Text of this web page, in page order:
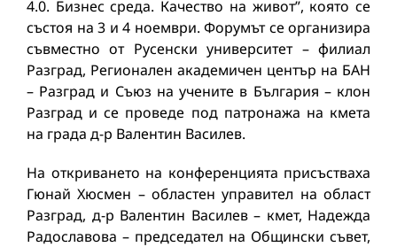
4.0. Бизнес среда. Качество на живот”, която се
състоя на 3 и 4 ноември. Форумът се организира
съвместно от Русенски университет – филиал
Разград, Регионален академичен център на БАН
– Разград и Съюз на учените в България – клон
Разград и се проведе под патронажа на кмета
на града д-р Валентин Василев.
На откриването на конференцията присъстваха
Гюнай Хюсмен – областен управител на област
Разград, д-р Валентин Василев – кмет, Надежда
Радославова – председател на Общински съвет,